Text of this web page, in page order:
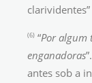
(6) “Por algum
enganadoras
antes sob a